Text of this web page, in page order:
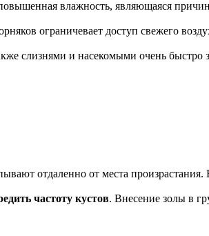
влажность, являющаяся
ограничевает доступ свежего
слизнями и насекомыми очень быстро
отдаленно от места
частоту кустов. Внесение золы в